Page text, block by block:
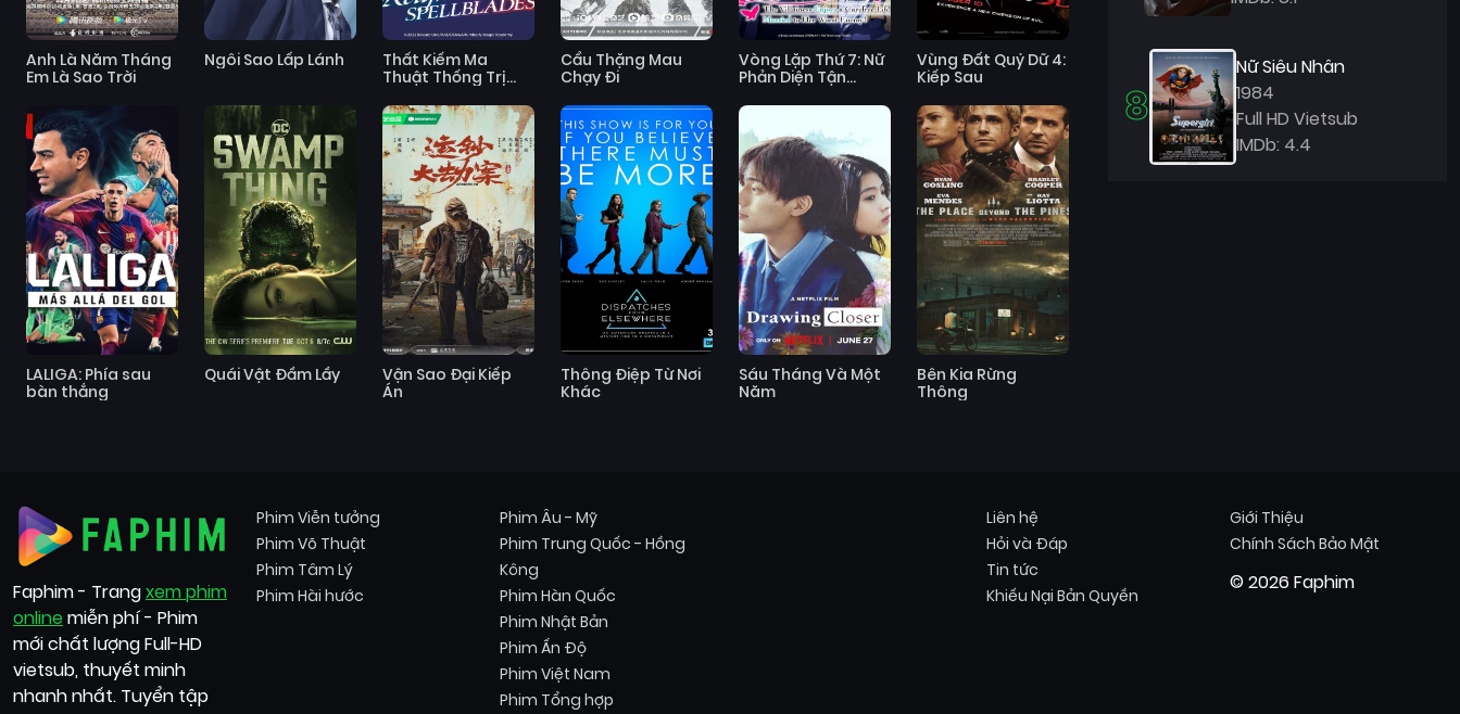
Anh Là Năm Tháng
Em Là Sao Trời
Ngôi Sao Lấp Lánh
Thất Kiếm Ma
Thuật Thống Trị
Cẩu Thặng Mau
Chạy Đi
Vòng Lặp Thứ 7: Nữ
Phản Diện Tận
Vô Ưu Sau Khi Cưới
Kẻ Thù Truyền Kiếp
Vùng Đất Quỷ Dữ 4:
Kiếp Sau
LALIGA: Phía sau
bàn thắng
Quái Vật Đầm Lầy
Vận Sao Đại Kiếp
Án
Thông Điệp Từ Nơi
Khác
Sáu Tháng Và Một
Năm
Bên Kia Rừng
Thông
8
Nữ Siêu Nhân
1984
Full HD Vietsub
IMDb: 4.4
Faphim - Trangxem phim
online miễn phí - Phim
mới chất lượng Full-HD
vietsub, thuyết minh
nhanh nhất. Tuyển tập
Phim Viễn tưởng
Phim Võ Thuật
Phim Tâm Lý
Phim Hài hước
Phim Âu - Mỹ
Phim Trung Quốc - Hồng
Kông
Phim Hàn Quốc
Phim Nhật Bản
Phim Ấn Độ
Phim Việt Nam
Phim Tổng hợp
Liên hệ
Hỏi và Đáp
Tin tức
Khiếu Nại Bản Quyền
Giới Thiệu
Chính Sách Bảo Mật
© 2026 Faphim